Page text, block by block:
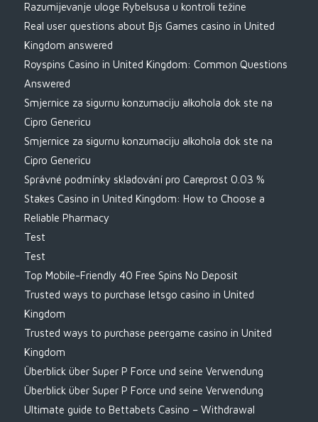
Razumijevanje uloge Rybelsusa u kontroli težine
Real user questions about Bjs Games casino in United
Kingdom answered
Royspins Casino in United Kingdom: Common Questions
Answered
Smjernice za sigurnu konzumaciju alkohola dok ste na
Cipro Genericu
Smjernice za sigurnu konzumaciju alkohola dok ste na
Cipro Genericu
Správné podmínky skladování pro Careprost 0.03 %
Stakes Casino in United Kingdom: How to Choose a
Reliable Pharmacy
Test
Test
Top Mobile-Friendly 40 Free Spins No Deposit
Trusted ways to purchase letsgo casino in United
Kingdom
Trusted ways to purchase peergame casino in United
Kingdom
Überblick über Super P Force und seine Verwendung
Überblick über Super P Force und seine Verwendung
Ultimate guide to Bettabets Casino – Withdrawal